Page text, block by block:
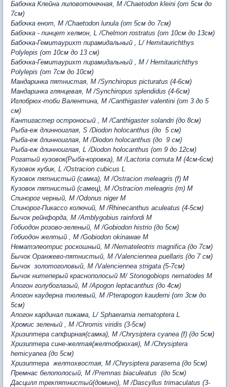
Бабочка Клейна лиловоточечная, M /Chaetodon kleini (от 5см до
7см)
Бабочка енот, M /Chaetodon lunula (от 5см до 7см)
Бабочка - пинцет хелмон, L /Chelmon rostratus (от 10см до 13см)
Бабочка-Гемитаурихт пирамидальный , L/ Hemitaurichthys
Polylepis (от 10см до 13 см)
Бабочка-Гемитаурихт пирамидальный , М / Hemitaurichthys
Polylepis (от 7см до 10см)
Мандаринка пятнистая, M /Synchiropus picturatus (4-6см)
Мандаринка глянцевая, M /Synchiropus splendidus (4-6см)
Иглобрюх-тоби Валентина, M /Canthigaster valentini (от 3 до 5
см)
Кантигастер остроносый , M /Canthigaster solandri (до 8см)
Рыба-еж длинноиглая, S /Diodon holocanthus (до 5 см)
Рыба-еж длинноиглая, M /Diodon holocanthus (до 9 см)
Рыба-еж длинноиглая, L /Diodon holocanthus (от 9 до 12см)
Рогатый кузовок(Рыба-коровка), M /Lactoria cornuta M (4см-6см)
Кузовок кубик, L /Ostracion cubicus L
Кузовок пятнистый (самка), M /Ostracion meleagris (f) M
Кузовок пятнистый (самец), M /Ostracion meleagris (m) M
Спинорог черный, M /Odonus niger M
Спинорог-Пикассо колючий, M /Rhinecanthus aculeatus (4-5см)
Бычок рейнфорда, М /Amblygobius rainfordi M
Гобиодон розово-зеленый, M /Gobiodon histrio (до 5см)
Гобиодон желтый , M /Gobiodon okinawae M
Нематэлеотрис роскошный, M /Nemateleotris magnifica (до 7см)
Бычок Оранжево-пятнистый, M /Valenciennea puellaris (до 7 см)
Бычок золотоголовый, M /Valenciennea strigata (5-7см)
Бычок нитеперый краснополосый M/ Stonogobiops nematodes M
Апогон голубоглазый, M /Apogon leptacanthus (до 4см)
Апогон каудерна тюлевый, M /Pterapogon kauderni (от 3см до
5см)
Апогон кардинал пижама, L/ Sphaeramia nematoptera L
Хромис зеленый , M /Chromis viridis (3-5см)
Хризиптера сапфирная(самка), M /Chrysiptera cyanea (f) (до 5см)
Хризиптера сине-желтая(желтобрюхая), M /Chrysiptera
hemicyanea (до 5см)
Хризиптера желтохвостая, M /Chrysiptera parasema (до 5см)
Премнас белополосый, M /Premnas biaculeatus (до 5см)
Дасцилл трехпятнистый(домино), M /Dascyllus trimaculatus (3-